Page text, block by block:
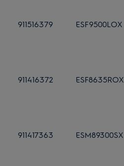
911516379 ESF9500LOX
911416372 ESF8635ROX
911417363 ESM89300SX